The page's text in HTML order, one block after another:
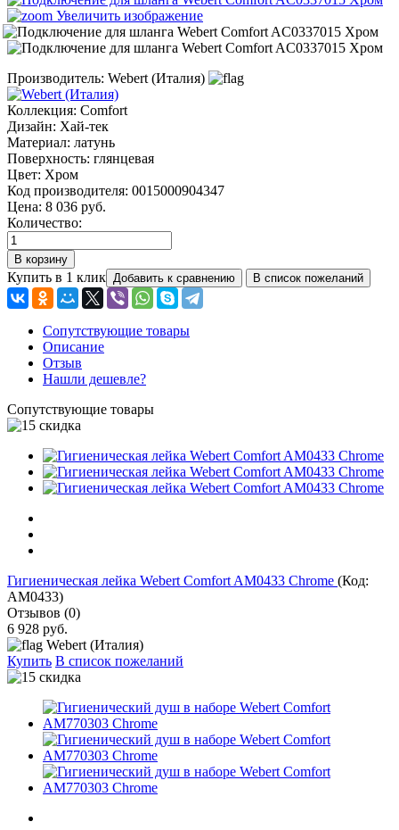
Увеличить изображение
Производитель: Webert (Италия)
Коллекция: Comfort
Дизайн: Хай-тек
Материал: латунь
Поверхность: глянцевая
Цвет: Хром
Код производителя: 0015000904347
Цена: 8 036 руб.
Количество:
Купить в 1 клик
Сопутствующие товары
Описание
Отзыв
Нашли дешевле?
Сопутствующие товары
Гигиеническая лейка Webert Comfort AM0433 Chrome (Код:
АМ0433)
Отзывов (0)
6 928 руб.
Webert (Италия)
Купить В список пожеланий